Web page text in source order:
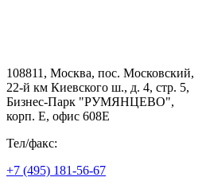
108811, Москва, пос. Московский,
22-й км Киевского ш., д. 4, стр. 5,
Бизнес-Парк "РУМЯНЦЕВО",
корп. Е, офис 608E
Тел/факс:
+7 (495) 181-56-67